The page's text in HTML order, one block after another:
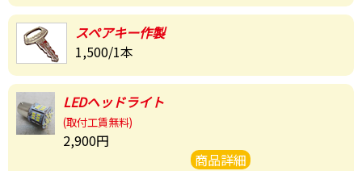
スペアキー作製
1,500/1本
LEDヘッドライト
(取付工賃無料)
2,900円
商品詳細